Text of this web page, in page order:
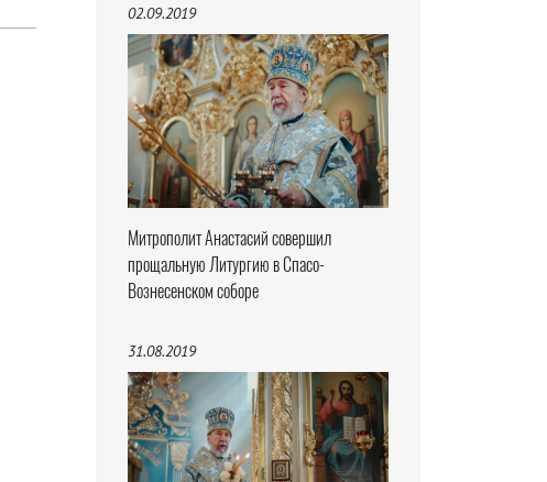
02.09.2019
Митрополит Анастасий совершил
прощальную Литургию в Спасо-
Вознесенском соборе
31.08.2019